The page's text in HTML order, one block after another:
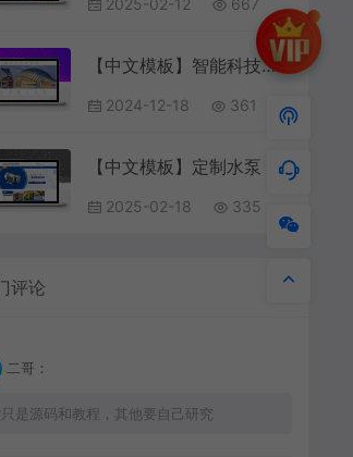
2025-02-12 667
【中文模板】智能科技公司网站 紫色款 电脑端+移动端模板
2024-12-18 361
【中文模板】定制水泵 蓝色款 响应式模板包含html+CSS+Js+字体文件全套
2025-02-18 335
评论
二哥：
只是源码和教程，其他要自己研究